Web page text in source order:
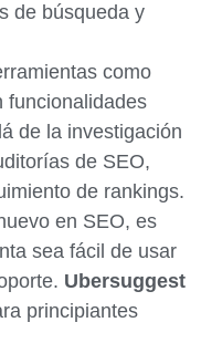
de búsqueda y
como
funcionalidades
de la investigación
de SEO,
de rankings.
en SEO, es
sea fácil de usar
Ubersuggest
principiantes